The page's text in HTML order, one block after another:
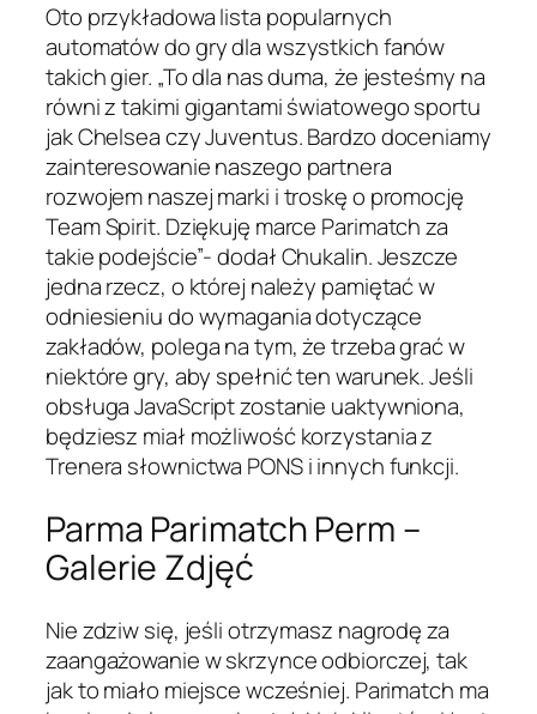
Oto przykładowa lista popularnych
automatów do gry dla wszystkich fanów
takich gier. „To dla nas duma, że ​​jesteśmy na
równi z takimi gigantami światowego sportu
jak Chelsea czy Juventus. Bardzo doceniamy
zainteresowanie naszego partnera
rozwojem naszej marki i troskę o promocję
Team Spirit. Dziękuję marce Parimatch za
takie podejście”- dodał Chukalin. Jeszcze
jedna rzecz, o której należy pamiętać w
odniesieniu do wymagania dotyczące
zakładów, polega na tym, że trzeba grać w
niektóre gry, aby spełnić ten warunek. Jeśli
obsługa JavaScript zostanie uaktywniona,
będziesz miał możliwość korzystania z
Trenera słownictwa PONS i innych funkcji.
Parma Parimatch Perm –
Galerie Zdjęć
Nie zdziw się, jeśli otrzymasz nagrodę za
zaangażowanie w skrzynce odbiorczej, tak
jak to miało miejsce wcześniej. Parimatch ma